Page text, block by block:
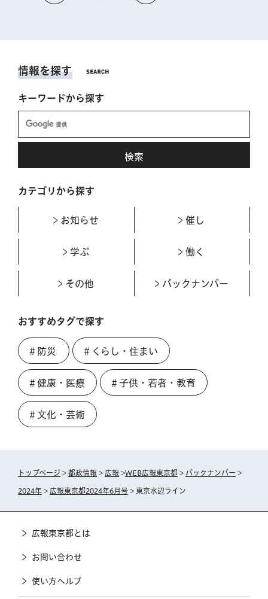
情報を探す
キーワードから探す
カテゴリから探す
お知らせ 催し
学ぶ 働く
その他 バックナンバー
おすすめタグで探す
＃防災 ＃くらし・住まい
＃健康・医療 ＃子供・若者・教育
＃文化・芸術
トップページ > 都政情報 > 広報 >WEB広報東京都 > バックナンバー >
2024年 > 広報東京都2024年6月号 > 東京水辺ライン
広報東京都とは
お問い合わせ
使い方ヘルプ